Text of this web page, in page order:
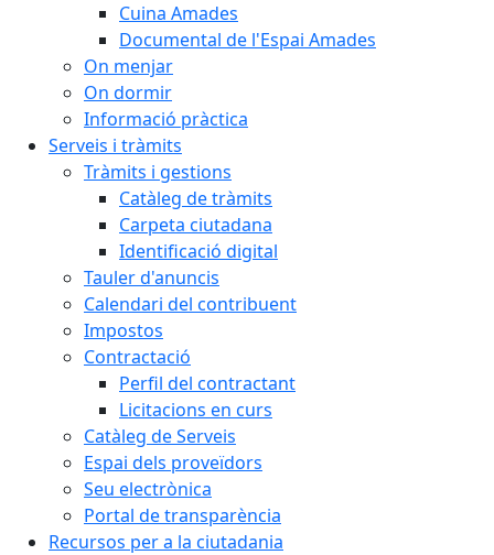
Cuina Amades
Documental de l'Espai Amades
On menjar
On dormir
Informació pràctica
Serveis i tràmits
Tràmits i gestions
Catàleg de tràmits
Carpeta ciutadana
Identificació digital
Tauler d'anuncis
Calendari del contribuent
Impostos
Contractació
Perfil del contractant
Licitacions en curs
Catàleg de Serveis
Espai dels proveïdors
Seu electrònica
Portal de transparència
Recursos per a la ciutadania